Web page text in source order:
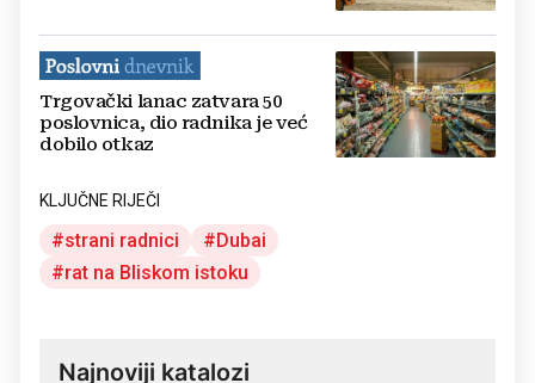
Trgovački lanac zatvara 50
poslovnica, dio radnika je već
dobilo otkaz
KLJUČNE RIJEČI
strani radnici
Dubai
rat na Bliskom istoku